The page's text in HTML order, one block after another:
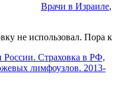
Врачи в Израиле,
не использовал. Пора к